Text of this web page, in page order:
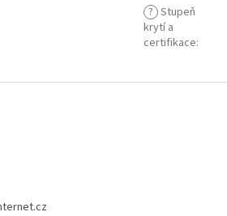
? Stupeň
krytí a
certifikace: